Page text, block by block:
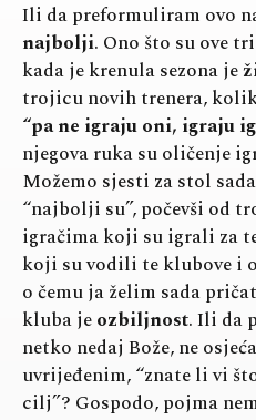
Ili da preformuliram ovo
najbolji. Ono što su ove
kada je krenula sezona je
trojicu novih trenera,
“pa ne igraju oni, igraju
njegova ruka su oličenje
Možemo sjesti za stol
“najbolji su”, počevši od
igračima koji su igrali za
koji su vodili te klubove i
o čemu ja želim sada
kluba jeozbiljnost. Ili da
netko nedaj Bože, ne
uvrijeđenim, “znate li vi
cilj”? Gospodo, pojma